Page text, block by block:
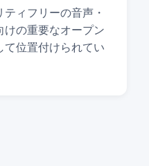
ィフリーの音声・
けの重要なオープン
て位置付けられてい